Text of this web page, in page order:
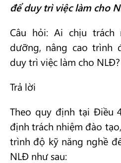
để duy trì việc làm cho
Câu hỏi: Ai chịu
dưỡng, nâng cao trình
duy trì việc làm cho NLĐ?
Trả lời
Theo quy định tại Điều
định trách nhiệm đào
trình độ kỹ năng nghề
NLĐ như sau: